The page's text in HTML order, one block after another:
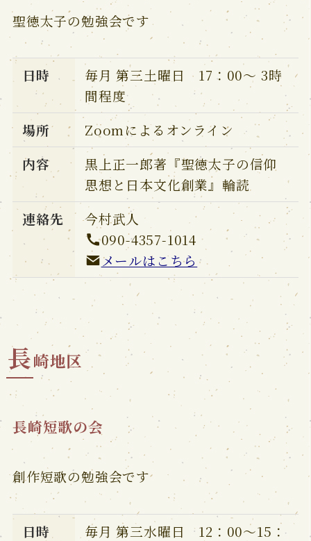
聖徳太子の勉強会です
日時
毎月 第三土曜日 17：00～ 3時
間程度
場所
Zoomによるオンライン
内容
黒上正一郎著『聖徳太子の信仰
思想と日本文化創業』輪読
連絡先
今村武人
090-4357-1014
メールはこちら
長崎地区
長崎短歌の会
創作短歌の勉強会です
日時
毎月 第三水曜日 12：00～15：